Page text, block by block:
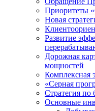
Приоритеты
Новая
Развитие
Дорожная
мощностей
Комплексная
«Серная
Стратегия по
Основные